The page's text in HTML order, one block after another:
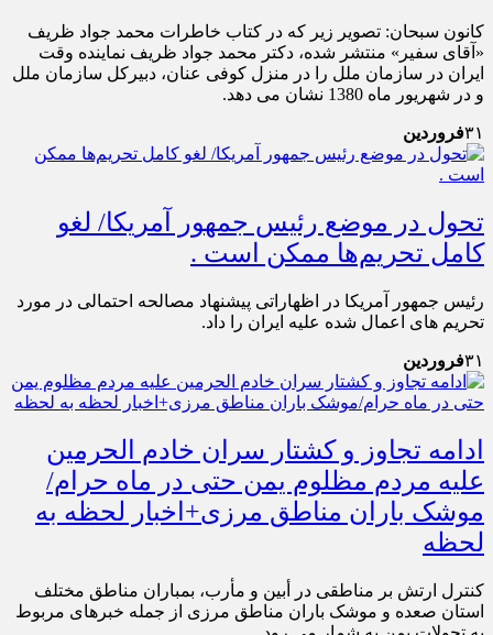
کانون سبحان: تصویر زیر که در کتاب خاطرات محمد جواد ظريف
«آقای سفیر» منتشر شده، دکتر محمد جواد ظریف نماینده وقت
ایران در سازمان ملل را در منزل کوفی عنان، دبیرکل سازمان ملل
و در شهریور ماه 1380 نشان می دهد.
۳۱فروردین
تحول در موضع رئیس جمهور آمریکا/ لغو
کامل تحریم‌ها ممکن است .
رئیس جمهور آمریکا در اظهاراتی پیشنهاد مصالحه احتمالی در مورد
تحریم های اعمال شده علیه ایران را داد.
۳۱فروردین
ادامه تجاوز و کشتار سران خادم الحرمین
علیه مردم مظلوم یمن حتی در ماه حرام/
موشک باران مناطق مرزی+اخبار لحظه به
لحظه
کنترل ارتش بر مناطقی در أبین و مأرب، بمباران مناطق مختلف
استان صعده و موشک باران مناطق مرزی از جمله خبرهای مربوط